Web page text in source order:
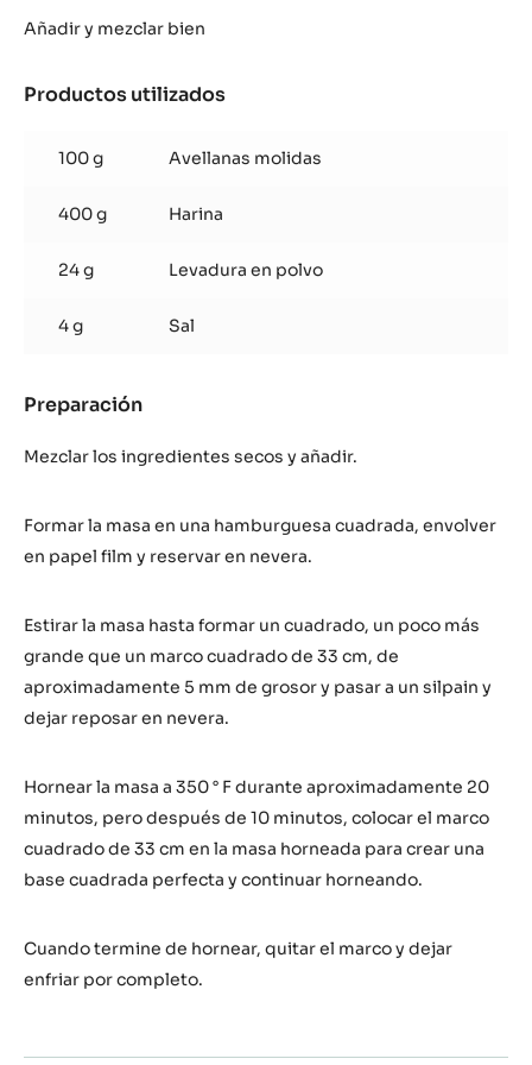
Breton
Añadir y mezclar bien
Productos utilizados
Breton
Avellanas
100 g Avellanas molidas
400 g Harina
24 g Levadura en polvo
4 g Sal
Preparación
Breton
Mezclar los ingredientes secos y añadir.
Formar la masa en una hamburguesa cuadrada, envolver
en papel film y reservar en nevera.
Estirar la masa hasta formar un cuadrado, un poco más
grande que un marco cuadrado de 33 cm, de
aproximadamente 5 mm de grosor y pasar a un silpain y
dejar reposar en nevera.
Hornear la masa a 350 ° F durante aproximadamente 20
minutos, pero después de 10 minutos, colocar el marco
cuadrado de 33 cm en la masa horneada para crear una
base cuadrada perfecta y continuar horneando.
Cuando termine de hornear, quitar el marco y dejar
enfriar por completo.